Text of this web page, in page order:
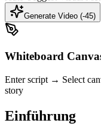
Generate Video (-45)
Whiteboard
Enter script → Select
story
Einführung